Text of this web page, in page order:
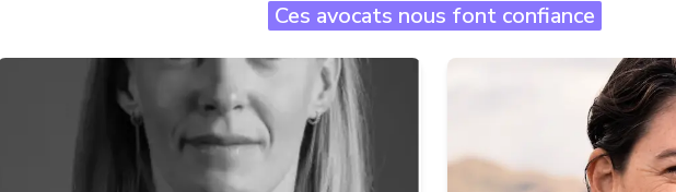
Ces avocats nous font confiance